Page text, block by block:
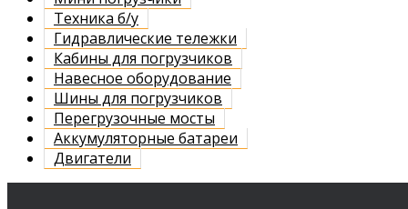
Техника б/у
Гидравлические тележки
Кабины для погрузчиков
Навесное оборудование
Шины для погрузчиков
Перегрузочные мосты
Аккумуляторные батареи
Двигатели